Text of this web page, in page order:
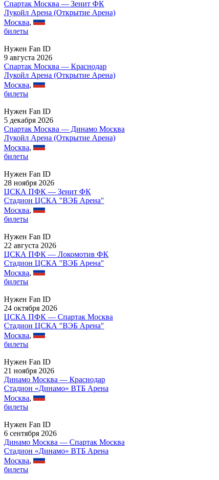
Спартак Москва — Зенит ФК
Лукойл Арена (Открытие Арена)
Москва,
билеты
Нужен Fan ID
9 августа 2026
Спартак Москва — Краснодар
Лукойл Арена (Открытие Арена)
Москва,
билеты
Нужен Fan ID
5 декабря 2026
Спартак Москва — Динамо Москва
Лукойл Арена (Открытие Арена)
Москва,
билеты
Нужен Fan ID
28 ноября 2026
ЦСКА ПФК — Зенит ФК
Стадион ЦСКА "ВЭБ Арена"
Москва,
билеты
Нужен Fan ID
22 августа 2026
ЦСКА ПФК — Локомотив ФК
Стадион ЦСКА "ВЭБ Арена"
Москва,
билеты
Нужен Fan ID
24 октября 2026
ЦСКА ПФК — Спартак Москва
Стадион ЦСКА "ВЭБ Арена"
Москва,
билеты
Нужен Fan ID
21 ноября 2026
Динамо Москва — Краснодар
Стадион «Динамо» ВТБ Арена
Москва,
билеты
Нужен Fan ID
6 сентября 2026
Динамо Москва — Спартак Москва
Стадион «Динамо» ВТБ Арена
Москва,
билеты